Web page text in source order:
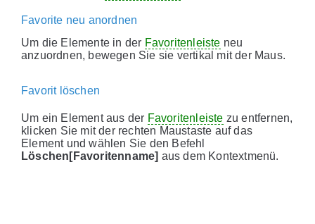
Favorite neu anordnen
Um die Elemente in der Favoritenleiste neu
anzuordnen, bewegen Sie sie vertikal mit der Maus.
Favorit löschen
Um ein Element aus der Favoritenleiste zu entfernen,
klicken Sie mit der rechten Maustaste auf das
Element und wählen Sie den Befehl
Löschen[Favoritenname] aus dem Kontextmenü.